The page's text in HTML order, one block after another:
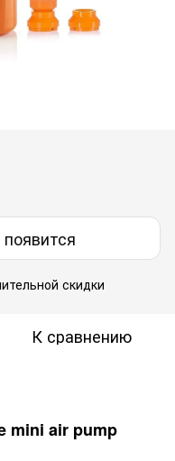
скидки
К сравнению
mini air pump